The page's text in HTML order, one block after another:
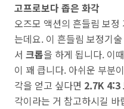
고프로보다 좁은 화각
오즈모 액션의 흔들림 보정
는데요. 이 흔들림 보정기
서 크롭을 하게 됩니다. 이
이 꽤 큽니다. 아쉬운 부분
각을 얻고 싶다면 2.7K 4:3
각이라는 거 참고하시길 바